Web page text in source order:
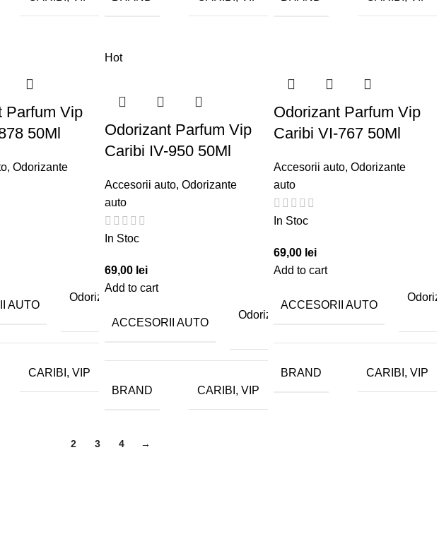
Parfum Vip
50Ml
,Odorizante
AUTO
Odorizante
CARIBI, VIP
Hot
Odorizant Parfum Vip
Caribi IV-950 50Ml
Accesorii auto,Odorizante
auto
In Stoc
69,00 lei
Add to cart
ACCESORII AUTO
Odorizante
BRAND CARIBI, VIP
Odorizant Parfum Vip
Caribi VI-767 50Ml
Accesorii auto,Odorizante
auto
In Stoc
69,00 lei
Add to cart
ACCESORII AUTO
BRAND CARIBI, VIP
2 3 4 →